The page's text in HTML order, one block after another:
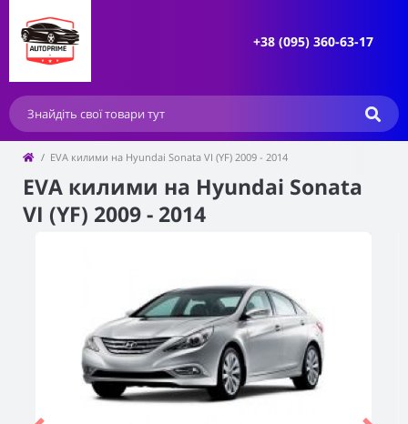
+38 (095) 360-63-17
EVA килими на Hyundai Sonata VI (YF) 2009 - 2014
EVA килими на Hyundai Sonata
VI (YF) 2009 - 2014